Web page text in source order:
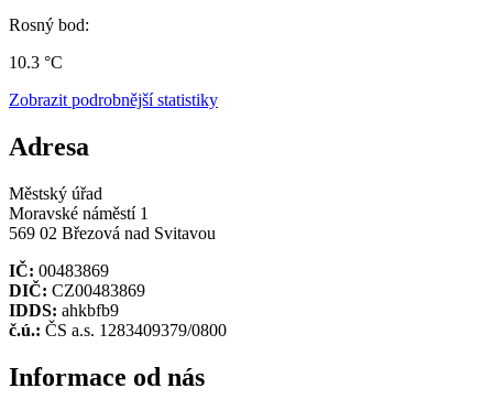
Rosný bod:
10.3 °C
Zobrazit podrobnější statistiky
Adresa
Městský úřad
Moravské náměstí 1
569 02 Březová nad Svitavou
IČ: 00483869
DIČ: CZ00483869
IDDS: ahkbfb9
č.ú.: ČS a.s. 1283409379/0800
Informace od nás